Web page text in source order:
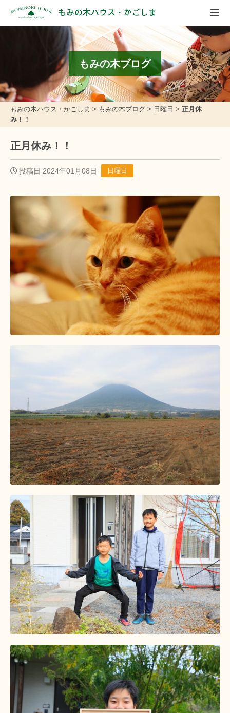
もみの木ハウス・かごしま
もみの木ブログ
もみの木ハウス・かごしま > もみの木ブログ > 日曜日 > 正月休
み！！
正月休み！！
投稿日 2024年01月08日 日曜日